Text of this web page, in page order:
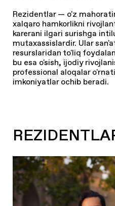
Rezidentlar — o'z
xalqaro hamkorlikni
karerani ilgari surishga
mutaxassislardir. Ular
resurslaridan to'liq
bu esa o'sish, ijodiy
professional aloqalar
imkoniyatlar ochib beradi.